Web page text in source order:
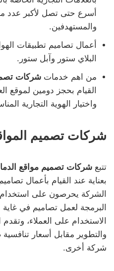
أسرع حتى تصل لأكبر عدد
والمستهدفين.
أعمال تصاميم تطبيقات
البلاي ستور وآبل ستور.
من اهم خدمات شركات
القيام بحجز دومين لموقع
واختيار الهوية التجارية
شركات تصميم
تتبع شركات تصميم مواقع
بعناية عند القيام بأعمال
الشركة يحرصون على
البرمجة لعمل تصاميم في
الاستخدام على العملاء،
والتطوير مقابل أسعار
شركة أخرى.